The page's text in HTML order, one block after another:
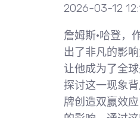
2026-03-12
詹姆斯·哈登，
出了非凡的影
让他成为了全
探讨这一现象
牌创造双赢效